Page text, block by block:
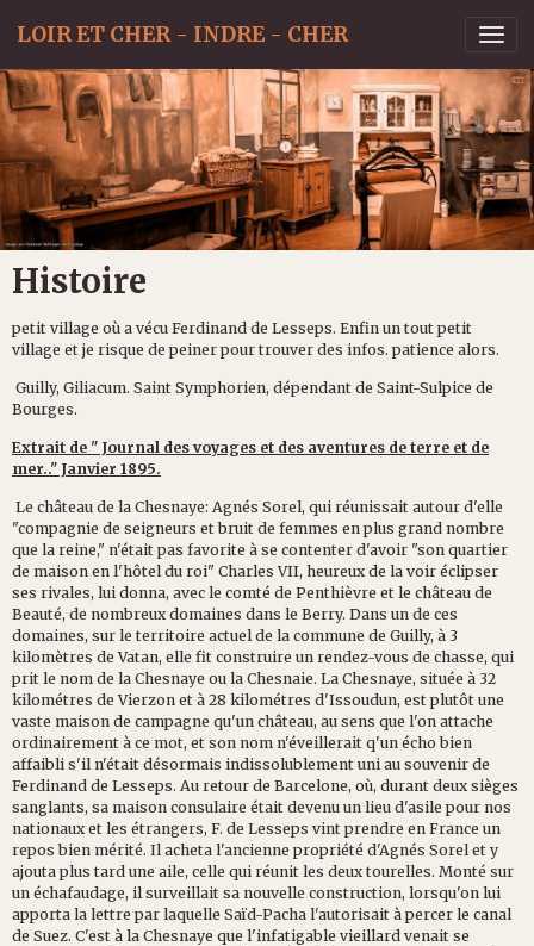
LOIR ET CHER - INDRE - CHER
Histoire
petit village où a vécu Ferdinand de Lesseps. Enfin un tout petit
village et je risque de peiner pour trouver des infos. patience alors.
Guilly, Giliacum. Saint Symphorien, dépendant de Saint-Sulpice de
Bourges.
Extrait de " Journal des voyages et des aventures de terre et de
mer.." Janvier 1895.
Le château de la Chesnaye: Agnés Sorel, qui réunissait autour d'elle
"compagnie de seigneurs et bruit de femmes en plus grand nombre
que la reine," n'était pas favorite à se contenter d'avoir "son quartier
de maison en l'hôtel du roi" Charles VII, heureux de la voir éclipser
ses rivales, lui donna, avec le comté de Penthièvre et le château de
Beauté, de nombreux domaines dans le Berry. Dans un de ces
domaines, sur le territoire actuel de la commune de Guilly, à 3
kilomètres de Vatan, elle fit construire un rendez-vous de chasse, qui
prit le nom de la Chesnaye ou la Chesnaie. La Chesnaye, située à 32
kilométres de Vierzon et à 28 kilométres d'Issoudun, est plutôt une
vaste maison de campagne qu'un château, au sens que l'on attache
ordinairement à ce mot, et son nom n'éveillerait q'un écho bien
affaibli s'il n'était désormais indissolublement uni au souvenir de
Ferdinand de Lesseps. Au retour de Barcelone, où, durant deux sièges
sanglants, sa maison consulaire était devenu un lieu d'asile pour nos
nationaux et les étrangers, F. de Lesseps vint prendre en France un
repos bien mérité. Il acheta l'ancienne propriété d'Agnés Sorel et y
ajouta plus tard une aile, celle qui réunit les deux tourelles. Monté sur
un échafaudage, il surveillait sa nouvelle construction, lorsqu'on lui
apporta la lettre par laquelle Saïd-Pacha l'autorisait à percer le canal
de Suez. C'est à la Chesnaye que l'infatigable vieillard venait se